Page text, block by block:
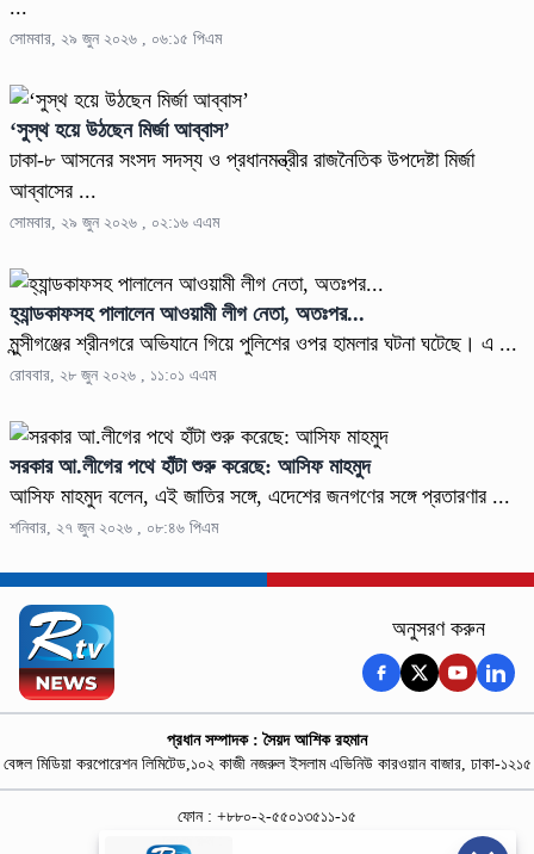
...
সোমবার, ২৯ জুন ২০২৬ , ০৬:১৫ পিএম
‘সুস্থ হয়ে উঠছেন মির্জা আব্বাস’
ঢাকা-৮ আসনের সংসদ সদস্য ও প্রধানমন্ত্রীর রাজনৈতিক উপদেষ্টা মির্জা
আব্বাসের ...
সোমবার, ২৯ জুন ২০২৬ , ০২:১৬ এএম
হ্যান্ডকাফসহ পালালেন আওয়ামী লীগ নেতা, অতঃপর...
মুন্সীগঞ্জের শ্রীনগরে অভিযানে গিয়ে পুলিশের ওপর হামলার ঘটনা ঘটেছে। এ ...
রোববার, ২৮ জুন ২০২৬ , ১১:০১ এএম
সরকার আ.লীগের পথে হাঁটা শুরু করেছে: আসিফ মাহমুদ
আসিফ মাহমুদ বলেন, এই জাতির সঙ্গে, এদেশের জনগণের সঙ্গে প্রতারণার ...
শনিবার, ২৭ জুন ২০২৬ , ০৮:৪৬ পিএম
অনুসরণ করুন
প্রধান সম্পাদক : সৈয়দ আশিক রহমান
বেঙ্গল মিডিয়া করপোরেশন লিমিটেড,১০২ কাজী নজরুল ইসলাম এভিনিউ কারওয়ান বাজার, ঢাকা-১২১৫
ফোন : +৮৮০-২-৫৫০১৩৫১১-১৫
নিউজ রুম : +৮৮০-১৮৭৮১৮৪৩৬৯-৭০